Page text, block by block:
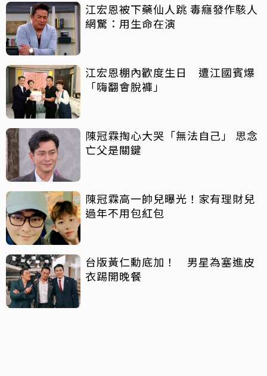
江宏恩被下藥仙人跳 毒癮發作駭人
網驚：用生命在演
江宏恩棚內歡度生日 遭江國賓爆
「嗨翻會脫褲」
陳冠霖掏心大哭「無法自己」 思念
亡父是關鍵
陳冠霖高一帥兒曝光！家有理財兒
過年不用包紅包
台版黃仁勳底加！ 男星為塞進皮
衣踢開晚餐